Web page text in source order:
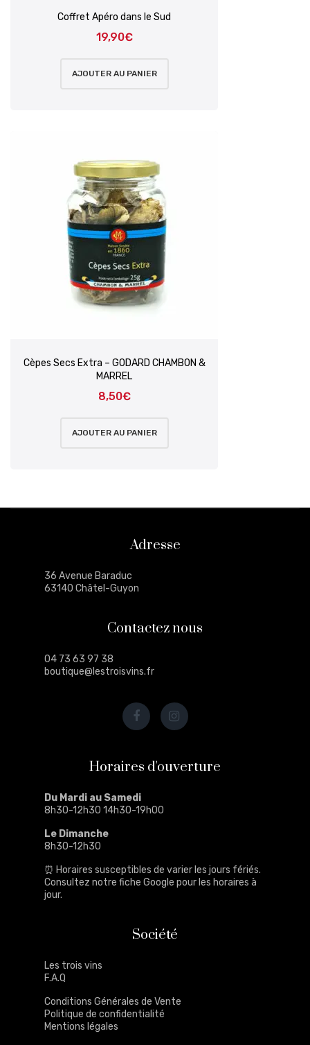
Coffret Apéro dans le Sud
19,90€
AJOUTER AU PANIER
Cèpes Secs Extra – GODARD CHAMBON &
MARREL
8,50€
AJOUTER AU PANIER
Adresse
36 Avenue Baraduc
63140 Châtel-Guyon
Contactez nous
04 73 63 97 38
boutique@lestroisvins.fr
Horaires d'ouverture
Du Mardi au Samedi
8h30-12h30 14h30-19h00
Le Dimanche
8h30-12h30
⏰ Horaires susceptibles de varier les jours fériés.
Consultez notre fiche Google pour les horaires à
jour.
Société
Les trois vins
F.A.Q
Conditions Générales de Vente
Politique de confidentialité
Mentions légales